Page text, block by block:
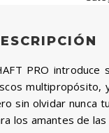
PRO introduce
multipropósito,
sin olvidar nunca
los amantes de